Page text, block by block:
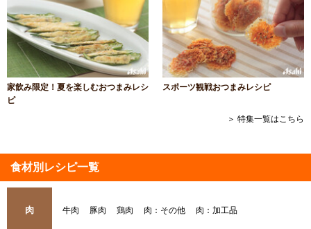
家飲み限定！夏を楽しむおつまみレシ
ピ
スポーツ観戦おつまみレシピ
＞ 特集一覧はこちら
食材別レシピ一覧
肉 牛肉 豚肉 鶏肉 肉：その他 肉：加工品